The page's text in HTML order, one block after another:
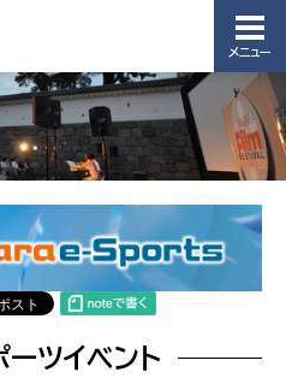
メニュー
ツイベント